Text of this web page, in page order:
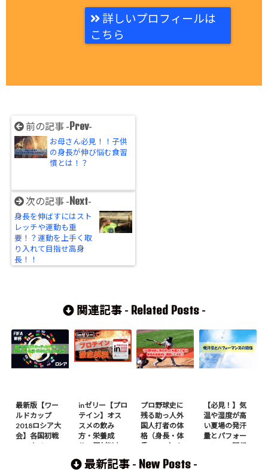
詳しいプロフィールは
こちら
前の記事 - Prev-
お母さん必見！！子供
の身長が伸び悩む食習
慣とは！？
次の記事 - Next-
身長を伸ばすにはスト
レッチや運動も重
要！？運動を上手く取
り入れて目指せ高身
長！！
関連記事 - Related Posts-
最新版【ワー
ルドカップ
2018ロシア大
会】各国初戦
のスタメンの
inゼリー【プロ
テイン】オス
スメの飲み
方・栄養成
分・原材料な
どについて徹
底解説してみ
プロ野球史に
残る助っ人外
国人打者の体
格（身長・体
重・BMI）を
た！～2001年
【必見！】気
温や湿度が高
い夏場の発汗
量とパフォー
マンスの関係
最新記事 - New Posts -